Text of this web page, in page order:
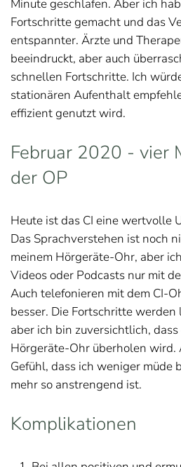
Minute geschlafen. Aber ich
Fortschritte gemacht und das
entspannter. Ärzte und
beeindruckt, aber auch
schnellen Fortschritte. Ich
stationären Aufenthalt
effizient genutzt wird.
Februar 2020 - vier
der OP
Heute ist das CI eine wertvolle
Das Sprachverstehen ist noch
meinem Hörgeräte-Ohr, aber
Videos oder Podcasts nur mit
Auch telefonieren mit dem CI-
besser. Die Fortschritte
aber ich bin zuversichtlich,
Hörgeräte-Ohr überholen wird.
Gefühl, dass ich weniger müde
mehr so anstrengend ist.
Komplikationen